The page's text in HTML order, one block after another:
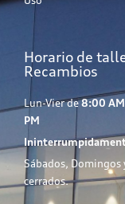
Horario de
Recambios
Lun-Vier de8:00 AM
PM
Sábados, Domingos
cerrados.